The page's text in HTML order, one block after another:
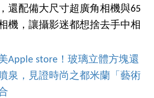
還配備大尺寸超廣角相機與65
機，讓攝影迷都想捨去手中相
Apple store！玻璃立體方塊還
泉，見證時尚之都米蘭「藝術